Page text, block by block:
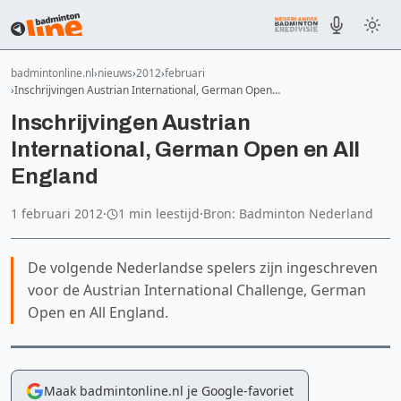
badmintonline.nl nieuws 2012 februari
Inschrijvingen Austrian International, German Open…
Inschrijvingen Austrian
International, German Open en All
England
1 februari 2012· 1 min leestijd·Bron: Badminton Nederland
De volgende Nederlandse spelers zijn ingeschreven
voor de Austrian International Challenge, German
Open en All England.
Maak badmintonline.nl je Google-favoriet